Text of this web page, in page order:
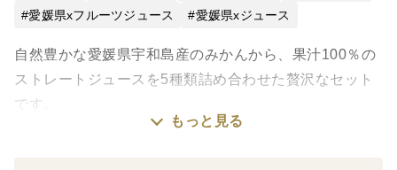
愛媛県xフルーツジュース
愛媛県xジュース
自然豊かな愛媛県宇和島産のみかんから、果汁100％の
ストレートジュースを5種類詰め合わせた贅沢なセット
です。
もっと見る